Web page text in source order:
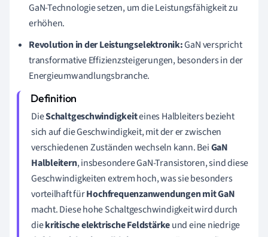
GaN-Technologie setzen, um die Leistungsfähigkeit zu
erhöhen.
Revolution in der Leistungselektronik:GaN verspricht
transformative Effizienzsteigerungen, besonders in der
Energieumwandlungsbranche.
DieSchaltgeschwindigkeiteines Halbleiters bezieht
sich auf die Geschwindigkeit, mit der er zwischen
verschiedenen Zuständen wechseln kann. BeiGaN
Halbleitern, insbesondere GaN-Transistoren, sind diese
Geschwindigkeiten extrem hoch, was sie besonders
vorteilhaft fürHochfrequenzanwendungen mit GaN
macht. Diese hohe Schaltgeschwindigkeit wird durch
diekritische elektrische Feldstärkeund eine niedrige